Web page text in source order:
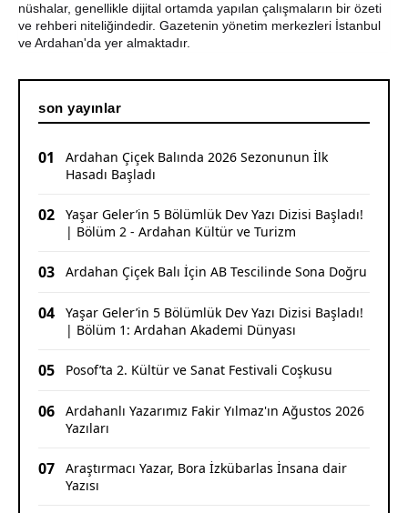
Uluslararası Badminton Turnuvasında Erzincanlı
Sporculardan Büyük Başarı: 3 Altın, 1 Gümüş Madalya
nüshalar, genellikle dijital ortamda yapılan çalışmaların bir özeti
ve rehberi niteliğindedir. Gazetenin yönetim merkezleri İstanbul
ve Ardahan'da yer almaktadır.
son yayınlar
01
Ardahan Çiçek Balında 2026 Sezonunun İlk
Hasadı Başladı
02
Yaşar Geler’in 5 Bölümlük Dev Yazı Dizisi Başladı!
| Bölüm 2 - Ardahan Kültür ve Turizm
03 Ardahan Çiçek Balı İçin AB Tescilinde Sona Doğru
04
Yaşar Geler’in 5 Bölümlük Dev Yazı Dizisi Başladı!
| Bölüm 1: Ardahan Akademi Dünyası
05 Posof’ta 2. Kültür ve Sanat Festivali Coşkusu
06
Ardahanlı Yazarımız Fakir Yılmaz'ın Ağustos 2026
Yazıları
07
Araştırmacı Yazar, Bora İzkübarlas İnsana dair
Yazısı